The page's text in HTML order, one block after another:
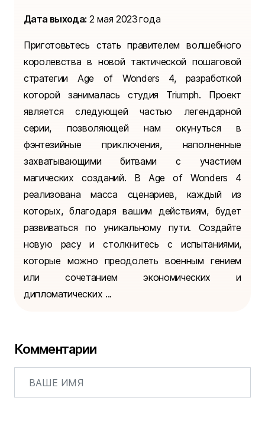
Дата выхода: 2 мая 2023 года
Приготовьтесь стать правителем волшебного
королевства в новой тактической пошаговой
стратегии Age of Wonders 4, разработкой
которой занималась студия Triumph. Проект
является следующей частью легендарной
серии, позволяющей нам окунуться в
фэнтезийные приключения, наполненные
захватывающими битвами с участием
магических созданий. В Age of Wonders 4
реализована масса сценариев, каждый из
которых, благодаря вашим действиям, будет
развиваться по уникальному пути. Создайте
новую расу и столкнитесь с испытаниями,
которые можно преодолеть военным гением
или сочетанием экономических и
дипломатических ...
Комментарии